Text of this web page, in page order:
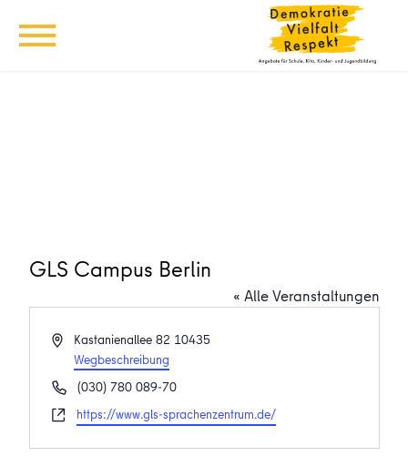
GLS Campus Berlin
« Alle Veranstaltungen
AdresseKastanienallee 82 10435
Wegbeschreibung
Telefon(030) 780 089-70
Webseitehttps://www.gls-sprachenzentrum.de/